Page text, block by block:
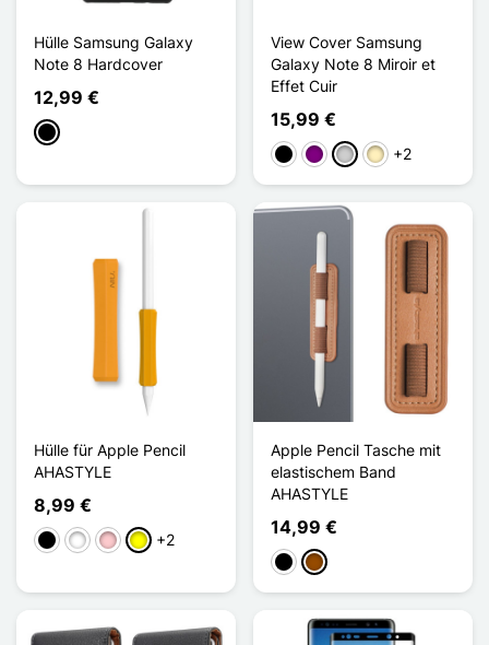
Hülle Samsung Galaxy
Note 8 Hardcover
12,99 €
Schwarz
View Cover Samsung
Galaxy Note 8 Miroir et
Effet Cuir
15,99 €
Schwarz
ViolettSilberGolden
+2
Hülle für Apple Pencil
AHASTYLE
8,99 €
Schwarz
WeißPinkGelb+2
Apple Pencil Tasche mit
elastischem Band
AHASTYLE
14,99 €
Schwarz
Braun